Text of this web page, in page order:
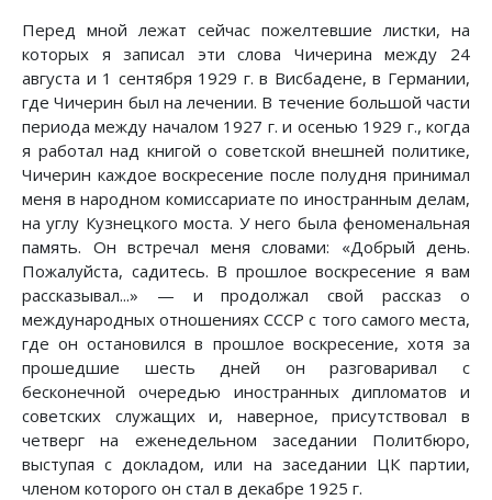
Перед мной лежат сейчас пожелтевшие листки, на
которых я записал эти слова Чичерина между 24
августа и 1 сентября 1929 г. в Висбадене, в Германии,
где Чичерин был на лечении. В течение большой части
периода между началом 1927 г. и осенью 1929 г., когда
я работал над книгой о советской внешней политике,
Чичерин каждое воскресение после полудня принимал
меня в народном комиссариате по иностранным делам,
на углу Кузнецкого моста. У него была феноменальная
память. Он встречал меня словами: «Добрый день.
Пожалуйста, садитесь. В прошлое воскресение я вам
рассказывал...» — и продолжал свой рассказ о
международных отношениях СССР с того самого места,
где он остановился в прошлое воскресение, хотя за
прошедшие шесть дней он разговаривал с
бесконечной очередью иностранных дипломатов и
советских служащих и, наверное, присутствовал в
четверг на еженедельном заседании Политбюро,
выступая с докладом, или на заседании ЦК партии,
членом которого он стал в декабре 1925 г.